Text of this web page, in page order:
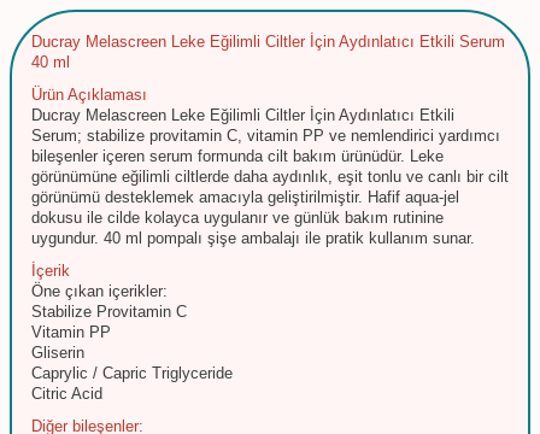
Ducray Melascreen Leke Eğilimli Ciltler İçin Aydınlatıcı Etkili Serum
40 ml
Ürün Açıklaması
Ducray Melascreen Leke Eğilimli Ciltler İçin Aydınlatıcı Etkili
Serum; stabilize provitamin C, vitamin PP ve nemlendirici yardımcı
bileşenler içeren serum formunda cilt bakım ürünüdür. Leke
görünümüne eğilimli ciltlerde daha aydınlık, eşit tonlu ve canlı bir cilt
görünümü desteklemek amacıyla geliştirilmiştir. Hafif aqua-jel
dokusu ile cilde kolayca uygulanır ve günlük bakım rutinine
uygundur. 40 ml pompalı şişe ambalajı ile pratik kullanım sunar.
İçerik
Öne çıkan içerikler:
Stabilize Provitamin C
Vitamin PP
Gliserin
Caprylic / Capric Triglyceride
Citric Acid
Diğer bileşenler: